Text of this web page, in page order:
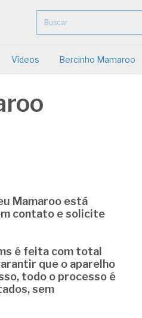
Vídeos Bercinho Mamaroo
Mamaroo está
contato e solicite
é feita com total
que o aparelho
todo o processo é
, sem